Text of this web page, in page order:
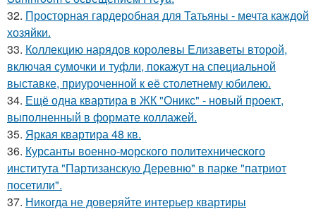
32. Просторная гардеробная для Татьяны - мечта каждой
хозяйки.
33. Коллекцию нарядов королевы Елизаветы второй,
включая сумочки и туфли, покажут на специальной
выставке, приуроченной к её столетнему юбилею.
34. Ещё одна квартира в ЖК "Оникс" - новый проект,
выполненный в формате коллажей.
35. Яркая квартира 48 кв.
36. Курсанты военно-морского политехнического
института "Партизанскую Деревню" в парке "патриот
посетили".
37. Никогда не доверяйте интерьер квартиры